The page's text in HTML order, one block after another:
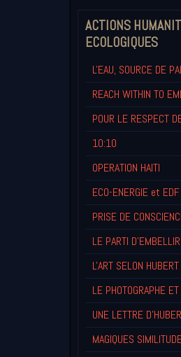
ACTIONS
ECOLOGIQUES
L'EAU, SOURCE DE
REACH WITHIN TO
POUR LE RESPECT
10:10
OPERATION HAITI
ECO-ENERGIE et EDF
PRISE DE
LE PARTI
L'ART SELON
LE PHOTOGRAPHE
UNE LETTRE
MAGIQUES